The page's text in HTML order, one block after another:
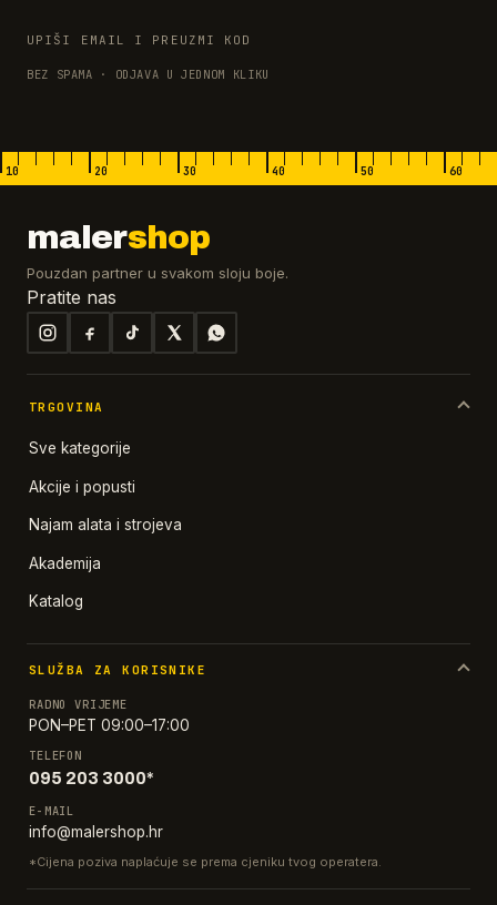
UPIŠI EMAIL I PREUZMI KOD
BEZ SPAMA · ODJAVA U JEDNOM KLIKU
10 20 30 40 50 60
malershop
Pouzdan partner u svakom sloju boje.
Pratite nas
TRGOVINA
Sve kategorije
Akcije i popusti
Najam alata i strojeva
Akademija
Katalog
SLUŽBA ZA KORISNIKE
RADNO VRIJEME
PON–PET 09:00–17:00
TELEFON
095 203 3000*
E-MAIL
info@malershop.hr
*Cijena poziva naplaćuje se prema cjeniku tvog operatera.